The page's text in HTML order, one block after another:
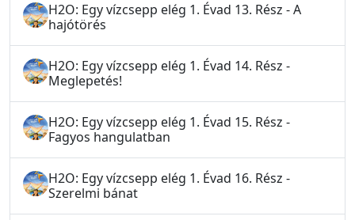
H2O: Egy vízcsepp elég 1. Évad 13. Rész - A
hajótörés
H2O: Egy vízcsepp elég 1. Évad 14. Rész -
Meglepetés!
H2O: Egy vízcsepp elég 1. Évad 15. Rész -
Fagyos hangulatban
H2O: Egy vízcsepp elég 1. Évad 16. Rész -
Szerelmi bánat